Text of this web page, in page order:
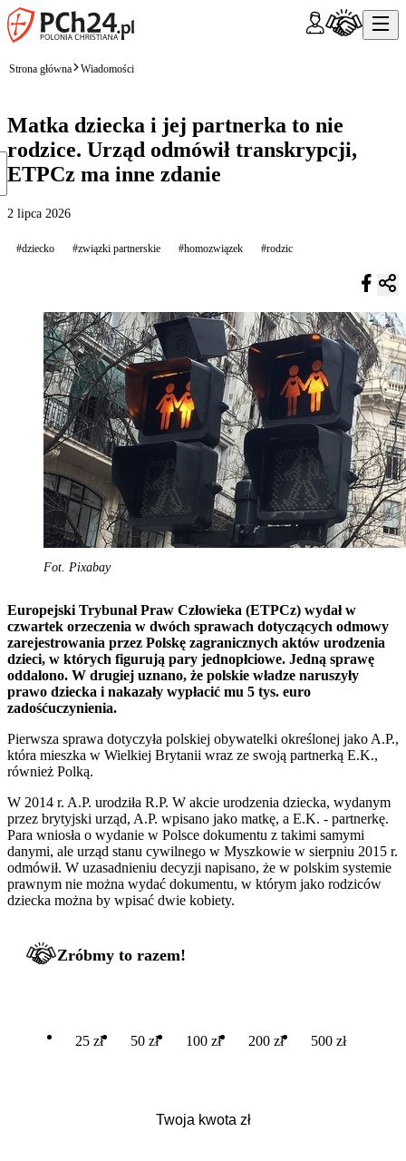
Strona główna Wiadomości
Matka dziecka i jej partnerka to nie
rodzice. Urząd odmówił transkrypcji,
ETPCz ma inne zdanie
2 lipca 2026
#dziecko #związki partnerskie #homozwiązek #rodzic
Fot. Pixabay
Europejski Trybunał Praw Człowieka (ETPCz) wydał w
czwartek orzeczenia w dwóch sprawach dotyczących odmowy
zarejestrowania przez Polskę zagranicznych aktów urodzenia
dzieci, w których figurują pary jednopłciowe. Jedną sprawę
oddalono. W drugiej uznano, że polskie władze naruszyły
prawo dziecka i nakazały wypłacić mu 5 tys. euro
zadośćuczynienia.
Pierwsza sprawa dotyczyła polskiej obywatelki określonej jako A.P.,
która mieszka w Wielkiej Brytanii wraz ze swoją partnerką E.K.,
również Polką.
W 2014 r. A.P. urodziła R.P. W akcie urodzenia dziecka, wydanym
przez brytyjski urząd, A.P. wpisano jako matkę, a E.K. - partnerkę.
Para wniosła o wydanie w Polsce dokumentu z takimi samymi
danymi, ale urząd stanu cywilnego w Myszkowie w sierpniu 2015 r.
odmówił. W uzasadnieniu decyzji napisano, że w polskim systemie
prawnym nie można wydać dokumentu, w którym jako rodziców
dziecka można by wpisać dwie kobiety.
Zróbmy to razem!
25 zł 50 zł 100 zł 200 zł 500 zł